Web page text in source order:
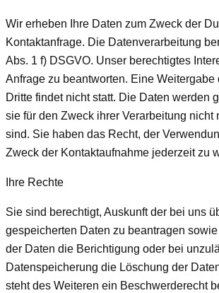
Wir erheben Ihre Daten zum Zweck der
Kontaktanfrage. Die Datenverarbeitung
Abs. 1 f) DSGVO. Unser berechtigtes
Anfrage zu beantworten. Eine Weitergabe
Dritte findet nicht statt. Die Daten werden
sie für den Zweck ihrer Verarbeitung nicht
sind. Sie haben das Recht, der
Zweck der Kontaktaufnahme jederzeit zu
Ihre Rechte
Sie sind berechtigt, Auskunft der bei uns
gespeicherten Daten zu beantragen
der Daten die Berichtigung oder bei
Datenspeicherung die Löschung der
steht des Weiteren ein Beschwerderecht